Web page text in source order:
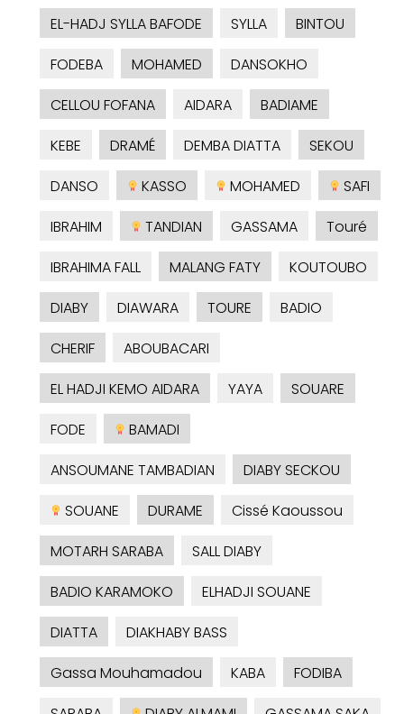
EL-HADJ SYLLA BAFODE
SYLLA
BINTOU
FODEBA
MOHAMED
DANSOKHO
CELLOU FOFANA
AIDARA
BADIAME
KEBE
DRAMÉ DEMBA DIATTA
SEKOU
DANSO
KASSO MOHAMED
SAFI
IBRAHIM
TANDIAN GASSAMA
Touré
IBRAHIMA FALL
MALANG FATY
KOUTOUBO
DIABY
DIAWARA TOURE
BADIO
CHERIF
ABOUBACARI
EL HADJI KEMO AIDARA
YAYA
SOUARE
FODE
BAMADI
ANSOUMANE TAMBADIAN
DIABY SECKOU
SOUANE
DURAME
Cissé Kaoussou
MOTARH SARABA
SALL DIABY
BADIO KARAMOKO
ELHADJI SOUANE
DIATTA
DIAKHABY BASS
Gassa Mouhamadou
KABA
FODIBA